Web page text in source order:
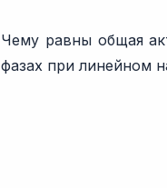
Чему равны общая
фазах при линейном